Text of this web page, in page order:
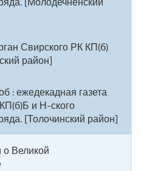
Свирского РК КП(б)
район]
: ежедекадная газета
и Н-ского
[Толочинский район]
о Великой